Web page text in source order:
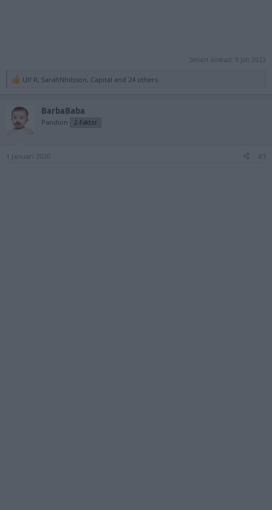
Senast ändrad: 9 Juli 2023
R
c
t
s
Ulf R, SarahNhilsson, Capital and 24 others
BarbaBaba
Pandion 2-Faktor
1 Januari 2020 #3